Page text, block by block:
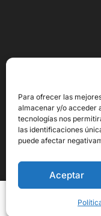
Para ofrecer las
almacenar y/o acceder
tecnologías nos
las identificaciones
puede afectar
Aceptar
Mesa de
Copyright © 2026